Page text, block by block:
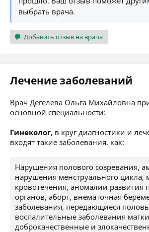
выбрать врача.
Добавить отзыв на врача
Лечение заболеваний
Врач Дегелева Ольга Михайловна
основной специальности:
Гинеколог, в круг диагностики и
входят такие заболевания, как:
Нарушения полового созревания,
нарушения менструального цикла,
кровотечения, аномалии развития
органов, аборт, внематочная
заболевания, передающиеся
воспалительные заболевания
доброкачественные и